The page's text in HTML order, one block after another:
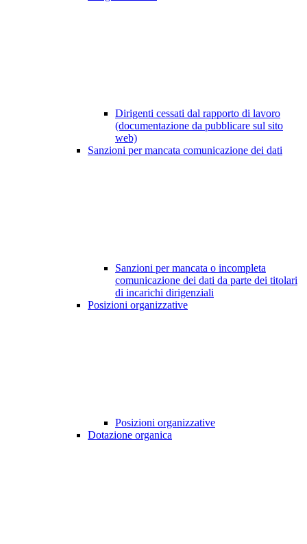
Dirigenti cessati dal rapporto di lavoro
(documentazione da pubblicare sul sito
web)
Sanzioni per mancata comunicazione dei dati
Sanzioni per mancata o incompleta
comunicazione dei dati da parte dei titolari
di incarichi dirigenziali
Posizioni organizzative
Posizioni organizzative
Dotazione organica